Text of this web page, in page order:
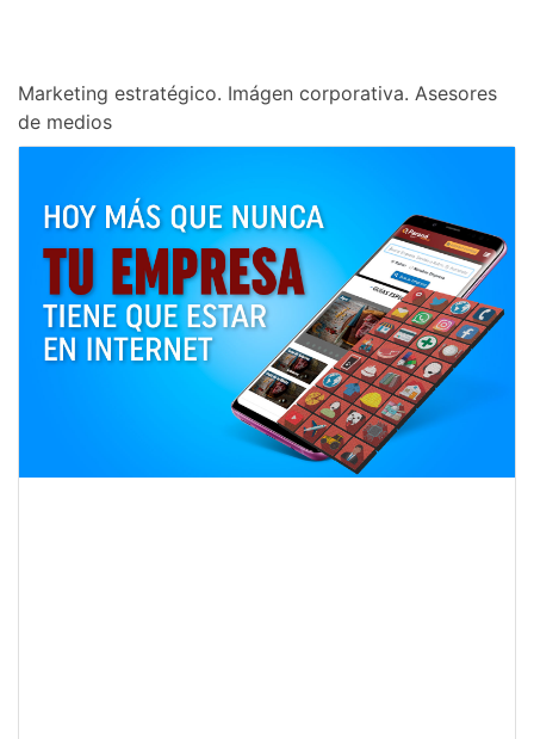
Marketing estratégico. Imágen corporativa. Asesores
de medios